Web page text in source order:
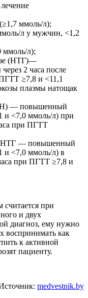
ммоль/л);
л у мужчин, <1,2
л);
(НТГ)—
2 часа после
≥7,8 и <11,1
плазмы натощак
— повышенный
и <7,0 ммоль/л) при
при ПГТТ
НТГ — повышенный
и <7,0 ммоль/л) в
при ПГТТ ≥7,8 и
при
и двух
диагноз, ему нужно
воспринимать как
к активной
пациенту.
medvestnik.by